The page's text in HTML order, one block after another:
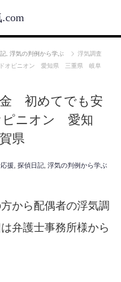
浮気の判例から学ぶ
浮気調査
オピニオン 愛知県 三重県 岐阜
初めてでも安
ニオン 愛知
県
援 探偵日記 浮気の判例から学ぶ
から配偶者の浮気調
弁護士事務所様から